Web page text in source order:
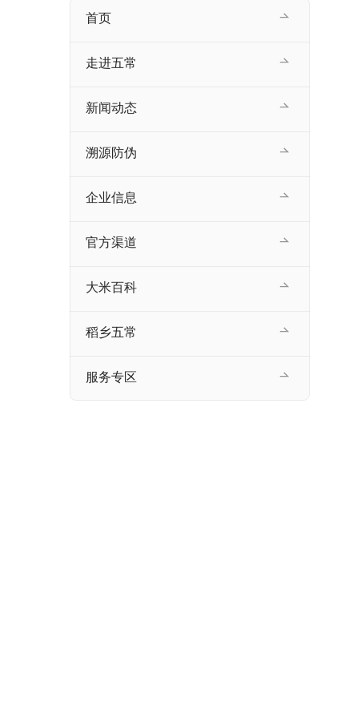
首页
走进五常
新闻动态
溯源防伪
企业信息
官方渠道
大米百科
稻乡五常
服务专区